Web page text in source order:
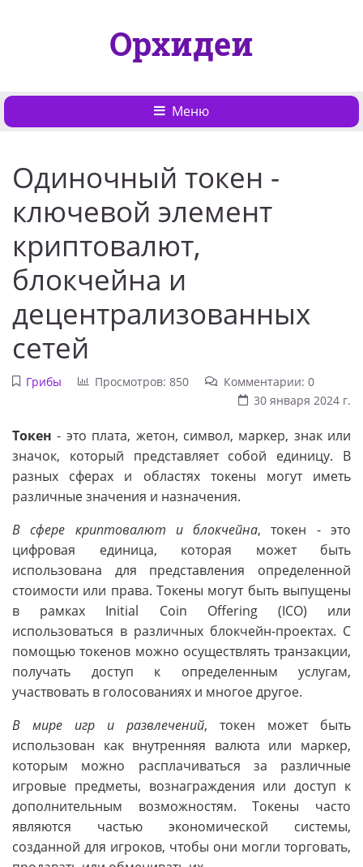
Орхидеи
Меню
Одиночный токен -
ключевой элемент
криптовалют,
блокчейна и
децентрализованных
сетей
Грибы Просмотров: 850
Комментарии: 0
30 января 2024 г.
Токен - это плата, жетон, символ, маркер, знак или
значок, который представляет собой единицу. В
разных сферах и областях токены могут иметь
различные значения и назначения.
В сфере криптовалют и блокчейна, токен - это
цифровая единица, которая может быть
использована для представления определенной
стоимости или права. Токены могут быть выпущены
в рамках Initial Coin Offering (ICO) или
использоваться в различных блокчейн-проектах. С
помощью токенов можно осуществлять транзакции,
получать доступ к определенным услугам,
участвовать в голосованиях и многое другое.
В мире игр и развлечений, токен может быть
использован как внутренняя валюта или маркер,
которым можно расплачиваться за различные
игровые предметы, вознаграждения или доступ к
дополнительным возможностям. Токены часто
являются частью экономической системы,
созданной для игроков, чтобы они могли торговать,